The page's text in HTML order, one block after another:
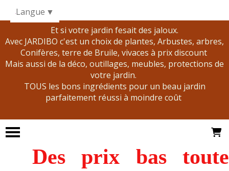
Et si votre jardin fesait des jaloux.
Avec JARDIBO c'est un choix de plantes, Arbustes, arbres,
Conifères, terre de Bruile, vivaces à prix discount
Mais aussi de la déco, outillages, meubles, protections de
votre jardin.
TOUS les bons ingrédients pour un beau jardin
parfaitement réussi à moindre coût
Des prix bas toute
Langue ▼